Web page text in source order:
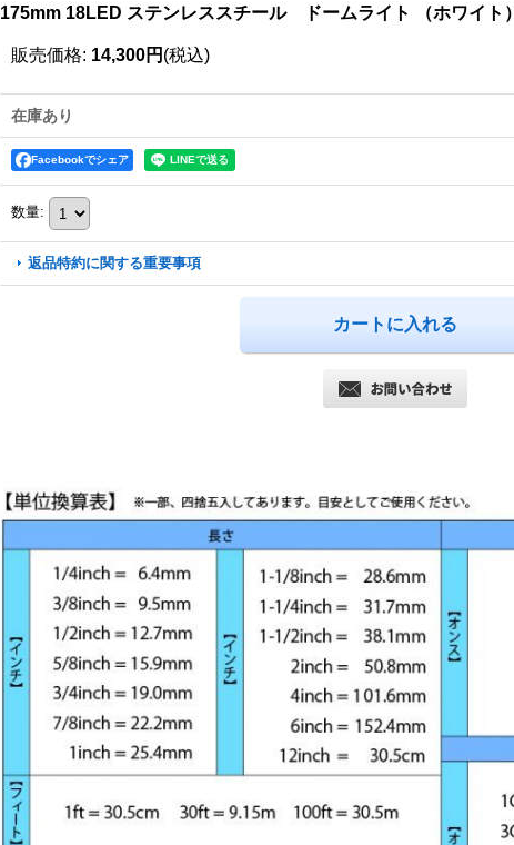
175mm 18LED ステンレススチール ドームライト （ホワイト）
販売価格: 14,300円 (税込)
在庫あり
Facebookでシェア
数量:
返品特約に関する重要事項